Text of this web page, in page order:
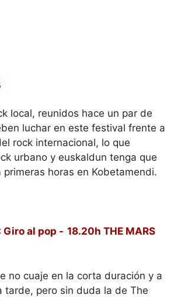
local, reunidos hace un par de
luchar en este festival frente a
rock internacional, lo que
urbano y euskaldun tenga que
horas en Kobetamendi.
18.20h THE MARS
no cuaje en la corta duración y a
tarde, pero sin duda la de The